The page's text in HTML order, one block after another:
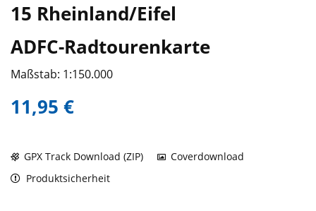
15 Rheinland/Eifel
ADFC-Radtourenkarte
Maßstab: 1:150.000
11,95 €
GPX Track Download (ZIP)
Coverdownload
Produktsicherheit